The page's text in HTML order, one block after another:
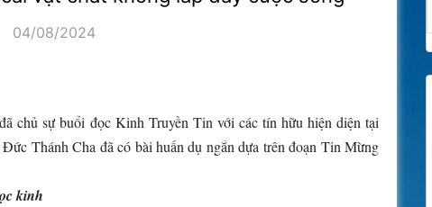
04/08/2024
chủ sự buổi đọc Kinh Truyền Tin với các tín hữu hiện diện tại
Thánh Cha đã có bài huấn dụ ngắn dựa trên đoạn Tin Mừng
kinh